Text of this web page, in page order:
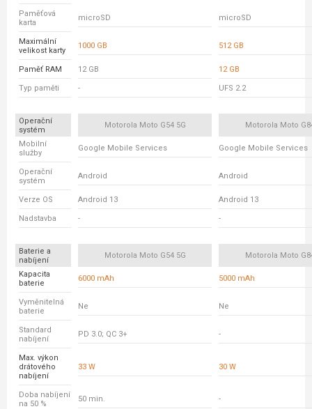
Paměťová
karta
microSD microSD
Maximální
velikost karty
1000 GB 512 GB
Paměť RAM 12 GB 12 GB
Typ paměti - UFS 2.2
Operační
systém
Motorola Moto G54 5G Motorola Moto
Mobilní
služby
Google Mobile Services Google Mobile Services
Operační
systém
Android Android
Verze OS Android 13 Android 13
Nadstavba - -
Baterie a
nabíjení
Motorola Moto G54 5G Motorola Moto
Kapacita
baterie
6000 mAh 5000 mAh
Vyměnitelná
baterie
Ne Ne
Standard
nabíjení
PD 3.0; QC 3+ -
Max. výkon
drátového
nabíjení
33 W 30 W
Doba nabíjení
na 50 %
50 min. -